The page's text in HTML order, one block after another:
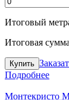
Итоговый
Итоговая сумма
Подробнее
Монтекристо